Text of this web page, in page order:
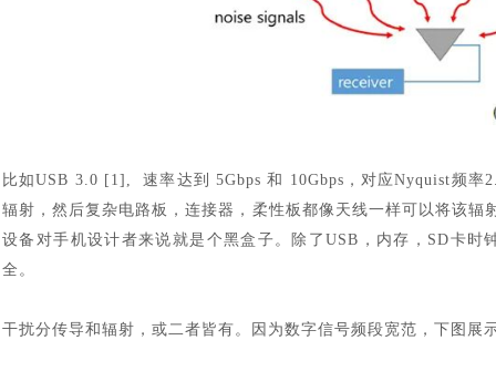
比如USB 3.0 [1], 速率达到 5Gbps 和 10Gbps，对应Nyquist频率
辐射，然后复杂电路板，连接器，柔性板都像天线一样可以将该
设备对手机设计者来说就是个黑盒子。除了USB，内存，SD卡
全。
干扰分传导和辐射，或二者皆有。因为数字信号频段宽范，下图展